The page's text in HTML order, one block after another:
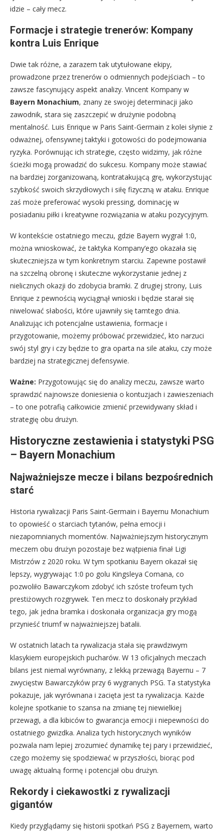
idzie – cały mecz.
Formacje i strategie trenerów: Kompany
kontra Luis Enrique
Dwie tak różne, a zarazem tak utytułowane ekipy,
prowadzone przez trenerów o odmiennych podejściach – to
zawsze fascynujący aspekt analizy. Vincent Kompany w
Bayern Monachium, znany ze swojej determinacji jako
zawodnik, stara się zaszczepić w drużynie podobną
mentalność. Luis Enrique w Paris Saint-Germain z kolei słynie z
odważnej, ofensywnej taktyki i gotowości do podejmowania
ryzyka. Porównując ich strategie, często widzimy, jak różne
ścieżki mogą prowadzić do sukcesu. Kompany może stawiać
na bardziej zorganizowaną, kontratakującą grę, wykorzystując
szybkość swoich skrzydłowych i siłę fizyczną w ataku. Enrique
zaś może preferować wysoki pressing, dominację w
posiadaniu piłki i kreatywne rozwiązania w ataku pozycyjnym.
W kontekście ostatniego meczu, gdzie Bayern wygrał 1:0,
można wnioskować, że taktyka Kompany’ego okazała się
skuteczniejsza w tym konkretnym starciu. Zapewne postawił
na szczelną obronę i skuteczne wykorzystanie jednej z
nielicznych okazji do zdobycia bramki. Z drugiej strony, Luis
Enrique z pewnością wyciągnął wnioski i będzie starał się
niwelować słabości, które ujawniły się tamtego dnia.
Analizując ich potencjalne ustawienia, formacje i
przygotowanie, możemy próbować przewidzieć, kto narzuci
swój styl gry i czy będzie to gra oparta na sile ataku, czy może
bardziej na strategicznej defensywie.
Ważne: Przygotowując się do analizy meczu, zawsze warto
sprawdzić najnowsze doniesienia o kontuzjach i zawieszeniach
– to one potrafią całkowicie zmienić przewidywany skład i
strategię obu drużyn.
Historyczne zestawienia i statystyki PSG
– Bayern Monachium
Najważniejsze mecze i bilans bezpośrednich
starć
Historia rywalizacji Paris Saint-Germain i Bayernu Monachium
to opowieść o starciach tytanów, pełna emocji i
niezapomnianych momentów. Najważniejszym historycznym
meczem obu drużyn pozostaje bez wątpienia finał Ligi
Mistrzów z 2020 roku. W tym spotkaniu Bayern okazał się
lepszy, wygrywając 1:0 po golu Kingsleya Comana, co
pozwoliło Bawarczykom zdobyć ich szóste trofeum tych
prestiżowych rozgrywek. Ten mecz to doskonały przykład
tego, jak jedna bramka i doskonała organizacja gry mogą
przynieść triumf w najważniejszej batalii.
W ostatnich latach ta rywalizacja stała się prawdziwym
klasykiem europejskich pucharów. W 13 oficjalnych meczach
bilans jest niemal wyrównany, z lekką przewagą Bayernu – 7
zwycięstw Bawarczyków przy 6 wygranych PSG. Ta statystyka
pokazuje, jak wyrównana i zacięta jest ta rywalizacja. Każde
kolejne spotkanie to szansa na zmianę tej niewielkiej
przewagi, a dla kibiców to gwarancja emocji i niepewności do
ostatniego gwizdka. Analiza tych historycznych wyników
pozwala nam lepiej zrozumieć dynamikę tej pary i przewidzieć,
czego możemy się spodziewać w przyszłości, biorąc pod
uwagę aktualną formę i potencjał obu drużyn.
Rekordy i ciekawostki z rywalizacji
gigantów
Kiedy przyglądamy się historii spotkań PSG z Bayernem, warto